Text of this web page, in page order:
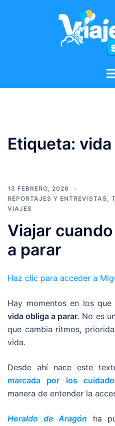
Etiqueta:
13 FEBRERO, 2026
REPORTAJES Y ENTREVISTAS,
VIAJES
Viajar
a parar
Haz clic para acceder a
Hay momentos en los que
vida obliga a parar. No es
que cambia ritmos,
vida.
Desde ahí nace este
marcada por los
manera de entender la
Heraldo de Aragón ha